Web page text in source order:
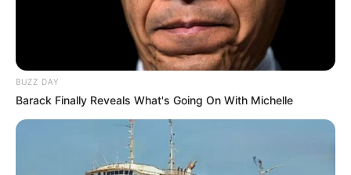
BUZZ DAY
Barack Finally Reveals What's Going On With Michelle